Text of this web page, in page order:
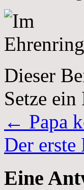
Dieser
Setze
← Papa
Der
Eine